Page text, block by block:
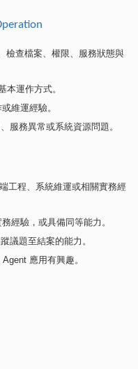
、檢查檔案、權限、服務狀態與
本運作方式。
維運經驗。
服務異常或系統資源問題。
工程、系統維運或相關實務經
經驗，或具備同等能力。
議題至結案的能力。
Agent 應用有興趣。